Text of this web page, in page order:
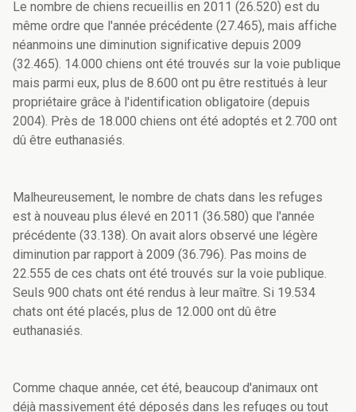
Le nombre de chiens recueillis en 2011 (26.520) est du
même ordre que l'année précédente (27.465), mais affiche
néanmoins une diminution significative depuis 2009
(32.465). 14.000 chiens ont été trouvés sur la voie publique
mais parmi eux, plus de 8.600 ont pu être restitués à leur
propriétaire grâce à l'identification obligatoire (depuis
2004). Près de 18.000 chiens ont été adoptés et 2.700 ont
dû être euthanasiés.
Malheureusement, le nombre de chats dans les refuges
est à nouveau plus élevé en 2011 (36.580) que l'année
précédente (33.138). On avait alors observé une légère
diminution par rapport à 2009 (36.796). Pas moins de
22.555 de ces chats ont été trouvés sur la voie publique.
Seuls 900 chats ont été rendus à leur maître. Si 19.534
chats ont été placés, plus de 12.000 ont dû être
euthanasiés.
Comme chaque année, cet été, beaucoup d'animaux ont
déjà massivement été déposés dans les refuges ou tout